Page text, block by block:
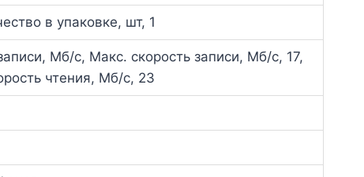
в упаковке, шт, 1
Мб/с, Макс. скорость записи, Мб/с, 17,
чтения, Мб/с, 23